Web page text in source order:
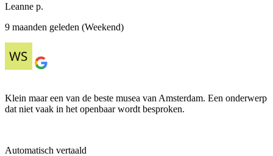
Leanne p.
9 maanden geleden (Weekend)
Klein maar een van de beste musea van Amsterdam. Een onderwerp
dat niet vaak in het openbaar wordt besproken.
Automatisch vertaald